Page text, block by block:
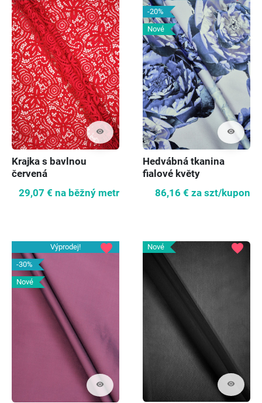
visibility
Krajka s bavlnou
červená
29,07 € na běžný metr
-20%
Nové
visibility
Hedvábná tkanina
fialové květy
86,16 € za szt/kupon
Výprodej!
-30%
Nové
visibility
favorite Nové
visibility
favorite